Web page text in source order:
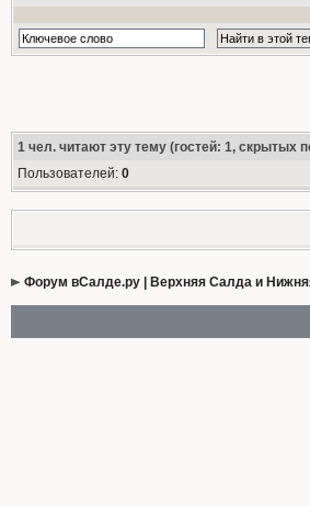
1чел. читают эту тему (гостей: 1, скрытых
Пользователей: 0
Форум вСалде.ру | Верхняя Салда и